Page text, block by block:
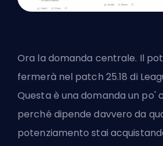
Ora la domanda centrale. Il
fermerà nel patch 25.18 di
Questa è una domanda un po'
perché dipende davvero da
potenziamento stai